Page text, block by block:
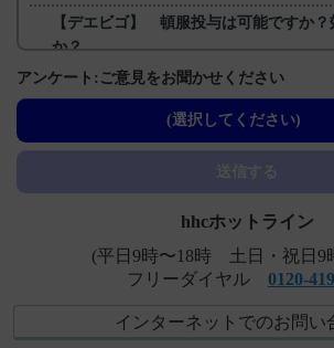
【デエビゴ】 頓服投与は可能ですか？
か？
【レミトロ】 サイクル開始、休薬、減
ついて教えてください。
アンケート:ご意見をお聞かせください
(選択してください)
hhcホットライン
(平日9時〜18時 土日・祝日9
フリーダイヤル 0120-
インターネットでのお問い